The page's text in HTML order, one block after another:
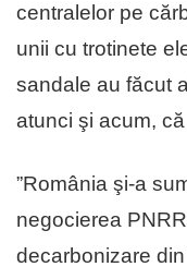
centralelor pe
unii cu trotinete
sandale au făcut
atunci şi acum,
”România şi-a
negocierea
decarbonizare